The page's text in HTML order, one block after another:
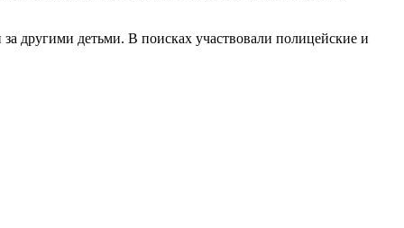
другими детьми. В поисках участвовали полицейские и